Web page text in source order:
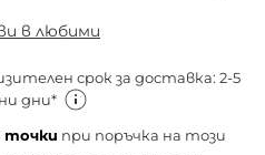
в любими
срок за доставка: 2-5
дни*
точки при поръчка на този